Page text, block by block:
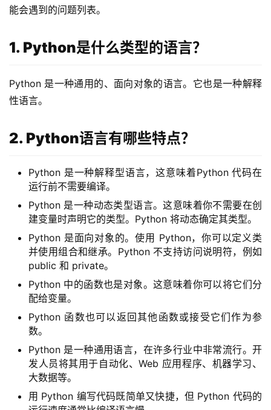
能会遇到的问题列表。
1. Python是什么类型的语言？
Python 是一种通用的、面向对象的语言。它也是一种解释
性语言。
2. Python语言有哪些特点？
Python 是一种解释型语言，这意味着Python 代码在
运行前不需要编译。
Python 是一种动态类型语言。这意味着你不需要在创
建变量时声明它的类型。Python 将动态确定其类型。
Python 是面向对象的。使用 Python，你可以定义类
并使用组合和继承。Python 不支持访问说明符，例如
public 和 private。
Python 中的函数也是对象。这意味着你可以将它们分
配给变量。
Python 函数也可以返回其他函数或接受它们作为参
数。
Python 是一种通用语言，在许多行业中非常流行。开
发人员将其用于自动化、Web 应用程序、机器学习、
大数据等。
用 Python 编写代码既简单又快捷，但 Python 代码的